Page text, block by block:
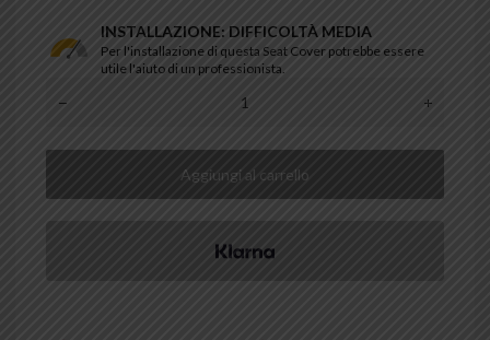
INSTALLAZIONE: DIFFICOLTÀ MEDIA
Per l'installazione di questa Seat Cover potrebbe essere
utile l'aiuto di un professionista.
Aggiungi al carrello